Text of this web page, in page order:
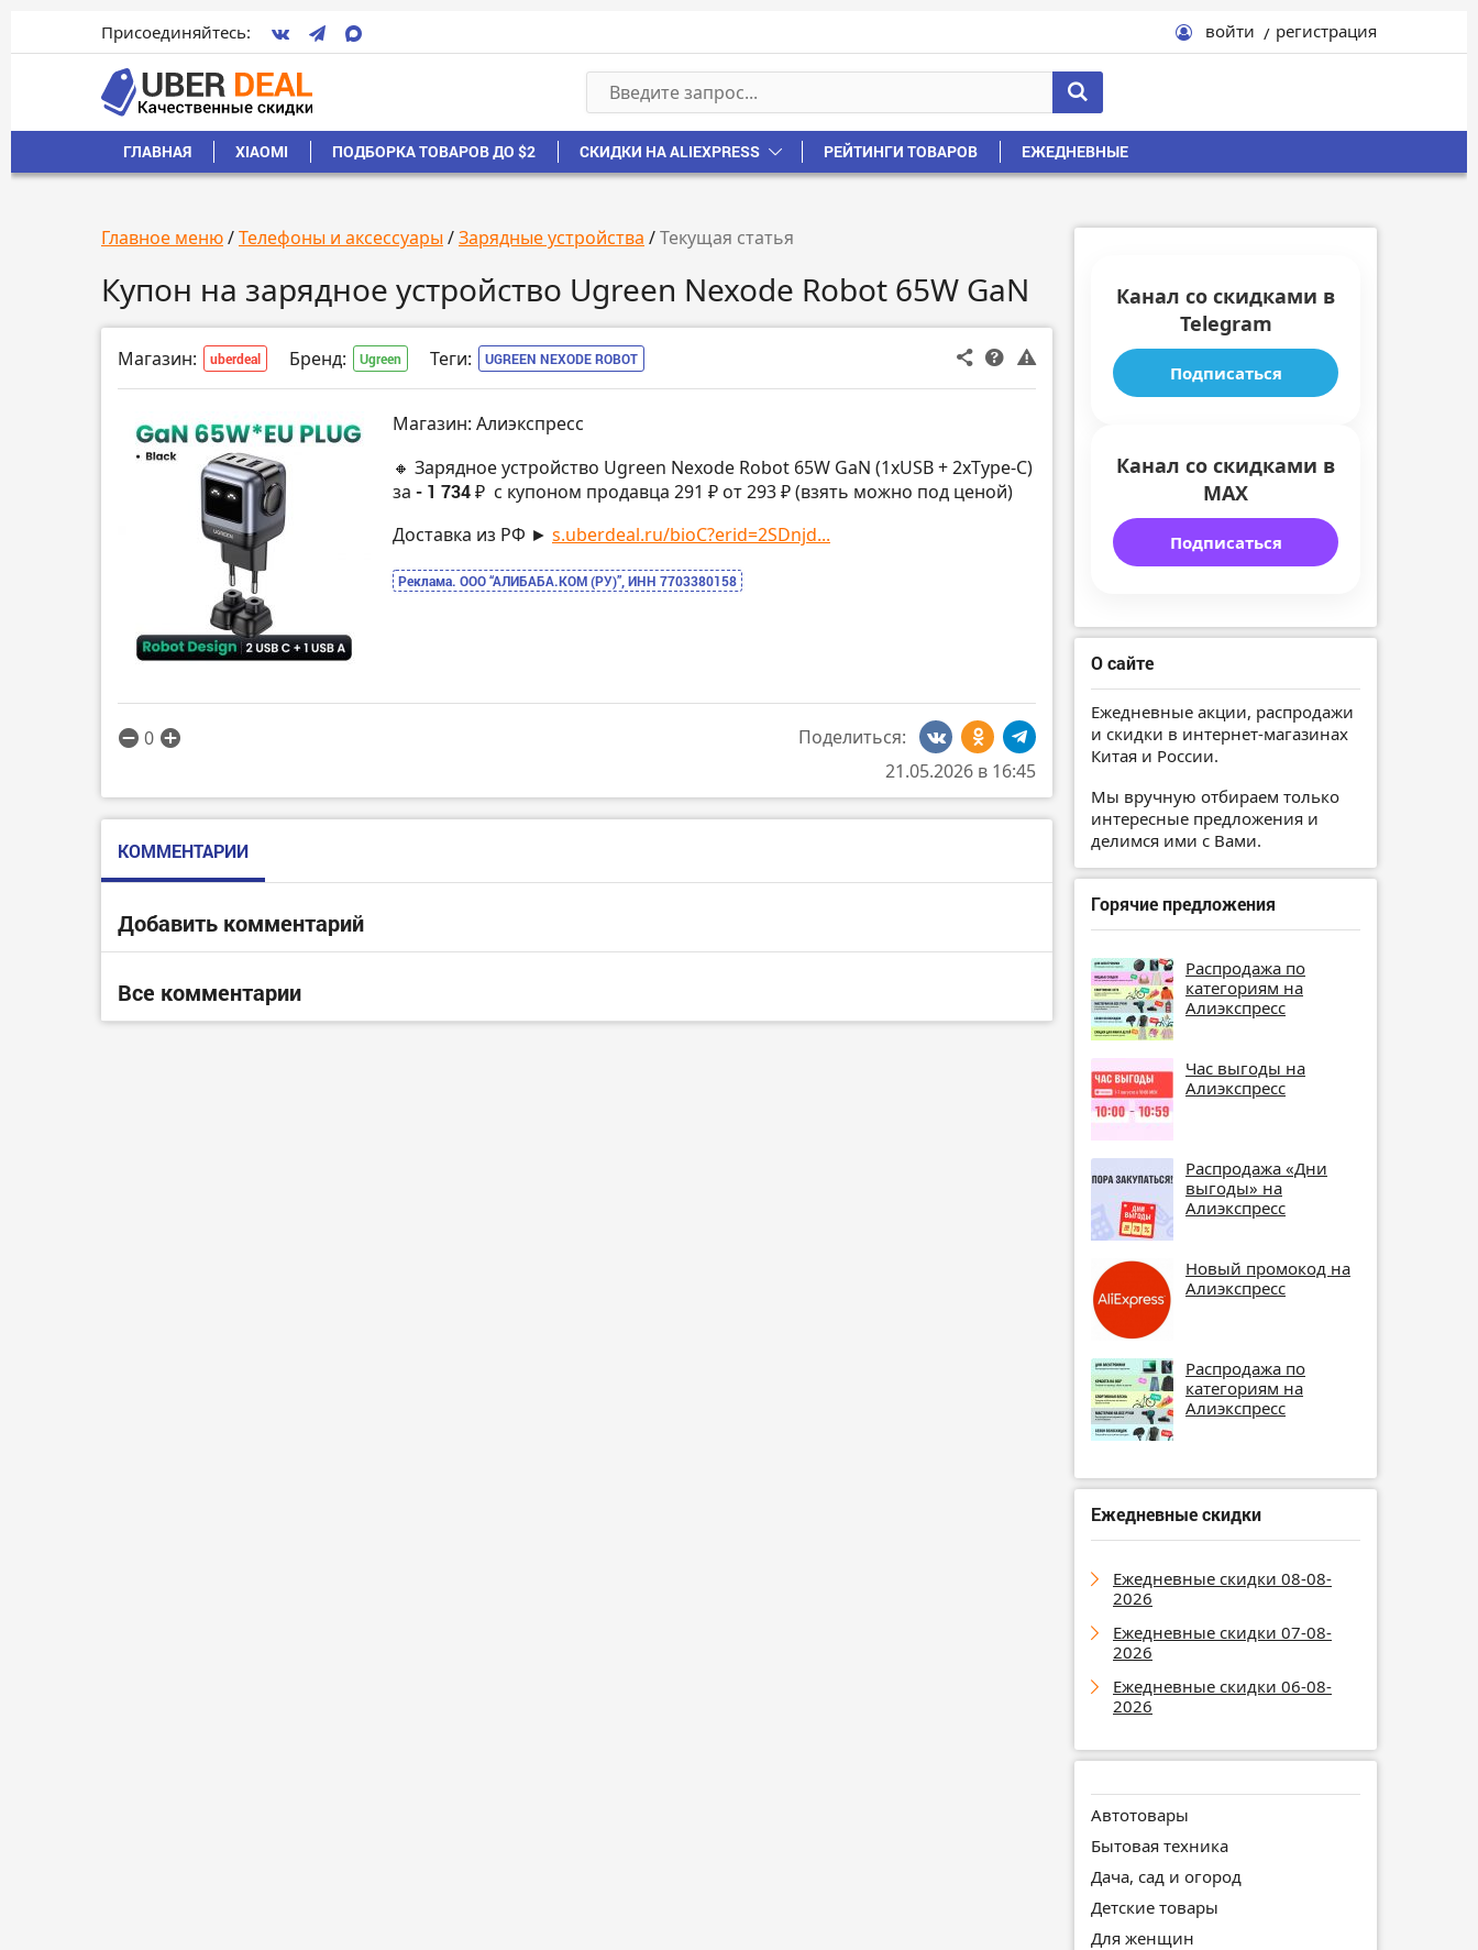
Присоединяйтесь: войти регистрация
ГЛАВНАЯ XIAOMI ПОДБОРКА ТОВАРОВ ДО $2 СКИДКИ НА ALIEXPRESS РЕЙТИНГИ ТОВАРОВ ЕЖЕДНЕВНЫЕ
Главное меню/Телефоны и аксессуары /Зарядные устройства /Текущая статья
Купон на зарядное устройство Ugreen Nexode Robot 65W GaN
Магазин: uberdeal Бренд: Ugreen Теги: UGREEN NEXODE ROBOT
Магазин: Алиэкспресс
🔸 Зарядное устройство Ugreen Nexode Robot 65W GaN (1хUSB + 2xType-C)
за - 1 734 ₽ с купоном продавца 291 ₽ от 293 ₽ (взять можно под ценой)
Доставка из РФ ► s.uberdeal.ru/bioC?erid=2SDnjd...
Реклама. ООО “АЛИБАБА.КОМ (РУ)”, ИНН 7703380158
0
Поделиться:
21.05.2026 в 16:45
КОММЕНТАРИИ
Добавить комментарий
Все комментарии
Канал со скидками в
Telegram
Подписаться
Канал со скидками в
MAX
Подписаться
О сайте
Ежедневные акции, распродажи
и скидки в интернет-магазинах
Китая и России.
Мы вручную отбираем только
интересные предложения и
делимся ими с Вами.
Горячие предложения
Распродажа по
категориям на
Алиэкспресс
Час выгоды на
Алиэкспресс
Распродажа «Дни
выгоды» на
Алиэкспресс
Новый промокод на
Алиэкспресс
Распродажа по
категориям на
Алиэкспресс
Ежедневные скидки
Ежедневные скидки 08-08-
2026
Ежедневные скидки 07-08-
2026
Ежедневные скидки 06-08-
2026
Автотовары
Бытовая техника
Дача, сад и огород
Детские товары
Для женщин